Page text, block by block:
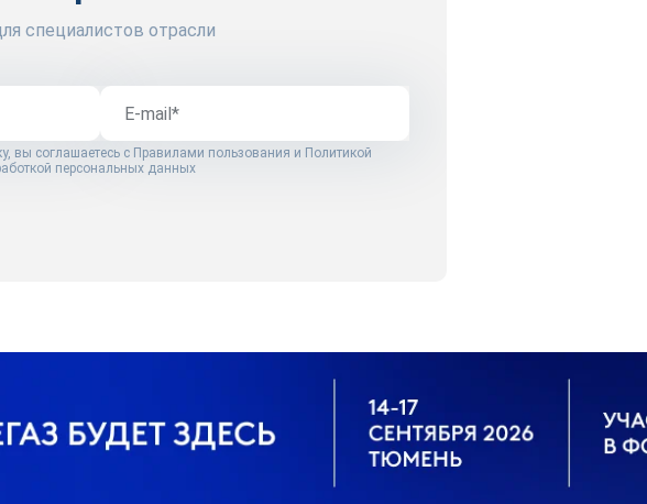
специалистов отрасли
вы соглашаетесь с Правилами пользования и Политикой
персональных данных